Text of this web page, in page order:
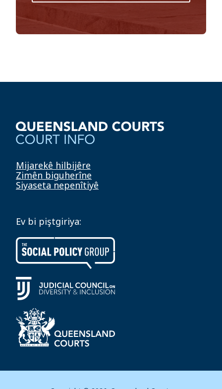
Mijarekê hilbijêre
Zimên biguherîne
Siyaseta nepenîtiyê
Ev bi piştgiriya: